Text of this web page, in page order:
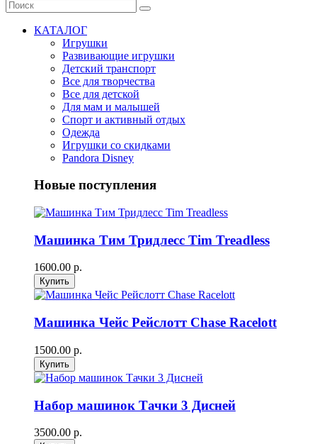
КАТАЛОГ
Игрушки
Развивающие игрушки
Детский транспорт
Все для творчества
Все для детской
Для мам и малышей
Спорт и активный отдых
Одежда
Игрушки со скидками
Pandora Disney
Новые поступления
Машинка Тим Тридлесс Tim Treadless
1600.00 р.
Машинка Чейс Рейслотт Chase Racelott
1500.00 р.
Набор машинок Тачки 3 Дисней
3500.00 р.